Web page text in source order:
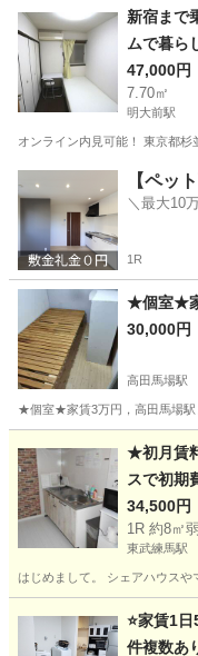
日暮里駅
新宿まで
ムで暮ら
47,000円
7.70㎡
明大前駅
オンライン内見可能！ 東京都
明大前駅
【ペッ
＼最大10
1R
★個室★家
30,000円
高田馬場駅
★個室★家賃3万円，高田馬場駅
高田馬場
★初月賃
スで初期
無し★】
耗品全て
【連帯保
34,500円
1R 約8㎡
東武練馬駅
はじめまして。 シェアハウス
東武練馬駅
⭐️家賃1
件複数あ